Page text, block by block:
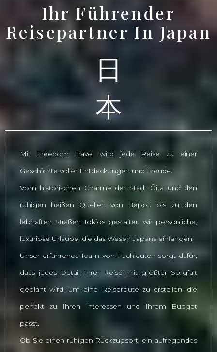
Ihr Führender
Reisepartner In Japan
日
本
Mit Freedom Travel wird jede Reise zu einer
Geschichte voller Entdeckungen und Freude.
Vom historischen Charme der Stadt Ōita und den
ruhigen heißen Quellen von Beppu bis zu den
lebhaften Straßen Tokios gestalten wir persönliche,
luxuriöse Urlaube, die das Wesen Japans einfangen.
Unser erfahrenes Team von Fachleuten sorgt dafür,
dass jedes Detail Ihrer Reise mit größter Sorgfalt
geplant wird, um eine Reiseroute zu erstellen, die
perfekt zu Ihren Interessen und Ihrem Budget
passt.
Ob Sie einen ruhigen Rückzugsort, ein aufregendes